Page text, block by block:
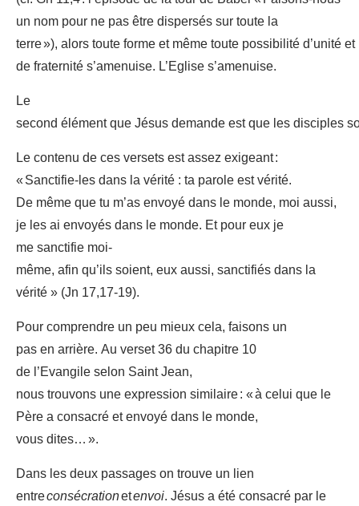
un nom pour ne pas être dispersés sur toute la
terre »), alors toute forme et même toute possibilité d’unité et
de fraternité s’amenuise. L’Eglise s’amenuise.
Le
second élément que Jésus demande est que les disciples
Le contenu de ces versets est assez exigeant :
« Sanctifie-les dans la vérité : ta parole est vérité.
De même que tu m’as envoyé dans le monde, moi aussi,
je les ai envoyés dans le monde. Et pour eux je
me sanctifie moi-
même, afin qu’ils soient, eux aussi, sanctifiés dans la
vérité » (Jn 17,17-19).
Pour comprendre un peu mieux cela, faisons un
pas en arrière. Au verset 36 du chapitre 10
de l’Evangile selon Saint Jean,
nous trouvons une expression similaire : « à celui que le
Père a consacré et envoyé dans le monde,
vous dites… ».
Dans les deux passages on trouve un lien
entreconsécrationetenvoi. Jésus a été consacré par le